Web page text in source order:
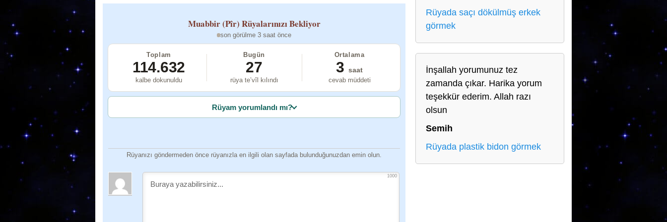
Muabbir (Pîr) Rüyalarınızı Bekliyor
son görülme 3 saat önce
Toplam
114.632
kalbe dokunuldu
Bugün
27
rüya te’vîl kılındı
Ortalama
3 saat
cevab müddeti
Rüyam yorumlandı mı?
Rüyanızı göndermeden önce rüyanızla en ilgili olan sayfada bulunduğunuzdan emin olun.
1000
Rüyada saçı dökülmüş erkek
görmek
İnşallah yorumunuz tez
zamanda çıkar. Harika yorum
teşekkür ederim. Allah razı
olsun
Semih
Rüyada plastik bidon görmek